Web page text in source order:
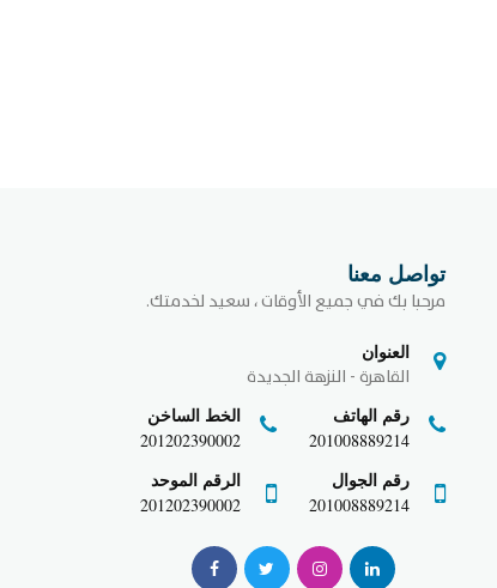
تواصل معنا
مرحبا بك في جميع الأوقات ، سعيد لخدمتك.
العنوان
القاهرة - النزهة الجديدة
رقم الهاتف
201008889214
الخط الساخن
201202390002
رقم الجوال
201008889214
الرقم الموحد
201202390002